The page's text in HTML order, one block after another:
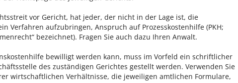
vor Gericht, hat jeder, der nicht in der Lage ist, die
Verfahren aufzubringen, Anspruch auf Prozesskostenhilfe (PKH;
bezeichnet). Fragen Sie auch dazu Ihren Anwalt.
bewilligt werden kann, muss im Vorfeld ein schriftlicher
des zuständigen Gerichtes gestellt werden. Verwenden Sie
wirtschaftlichen Verhältnisse, die jeweiligen amtlichen Formulare,